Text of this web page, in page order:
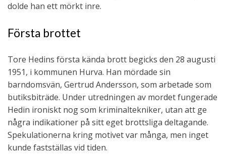
dolde han ett mörkt inre.
Första brottet
Tore Hedins första kända brott begicks den 28 augusti
1951, i kommunen Hurva. Han mördade sin
barndomsvän, Gertrud Andersson, som arbetade som
butiksbiträde. Under utredningen av mordet fungerade
Hedin ironiskt nog som kriminaltekniker, utan att ge
några indikationer på sitt eget brottsliga deltagande.
Spekulationerna kring motivet var många, men inget
kunde fastställas vid tiden.